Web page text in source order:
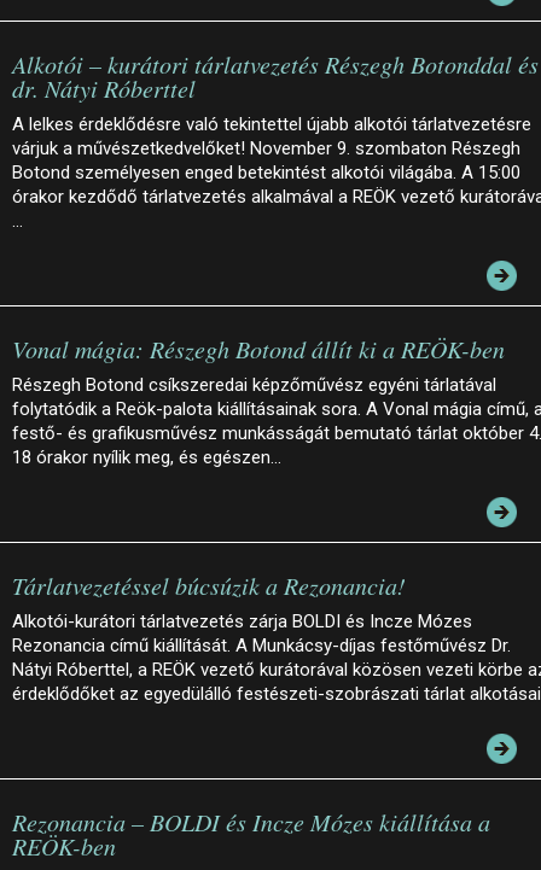
Alkotói – kurátori tárlatvezetés Részegh Botonddal és
dr. Nátyi Róberttel
A lelkes érdeklődésre való tekintettel újabb alkotói tárlatvezetésre
várjuk a művészetkedvelőket! November 9. szombaton Részegh
Botond személyesen enged betekintést alkotói világába. A 15:00
órakor kezdődő tárlatvezetés alkalmával a REÖK vezető
…
Vonal mágia: Részegh Botond állít ki a REÖK-ben
Részegh Botond csíkszeredai képzőművész egyéni tárlatával
folytatódik a Reök-palota kiállításainak sora. A Vonal mágia című,
festő- és grafikusművész munkásságát bemutató tárlat október 4.
18 órakor nyílik meg, és egészen…
Tárlatvezetéssel búcsúzik a Rezonancia!
Alkotói-kurátori tárlatvezetés zárja BOLDI és Incze Mózes
Rezonancia című kiállítását. A Munkácsy-díjas festőművész Dr.
Nátyi Róberttel, a REÖK vezető kurátorával közösen vezeti körbe
érdeklődőket az egyedülálló festészeti-szobrászati tárlat
Rezonancia – BOLDI és Incze Mózes kiállítása a
REÖK-ben